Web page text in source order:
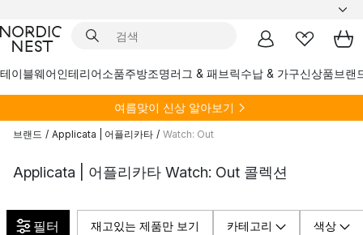
테이블웨어인테리어소품주방조명러그 & 패브릭수납 & 가구신상품브랜
여름맞이 신상 알아보기
브랜드 / Applicata | 어플리카타 / Watch: Out
Applicata | 어플리카타 Watch: Out 콜렉션
필터 재고있는 제품만 보기 카테고리 색상